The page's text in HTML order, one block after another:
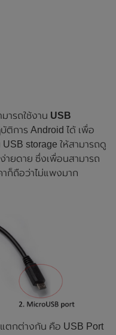
ารถใช้งาน USB
การ Android ได้ เพื่อ
USB storage ให้สามารถดู
ายดาย ซึ่งเพื่อนสามารถ
าก็ถือว่าไม่แพงมาก
ตกต่างกัน คือ USB Port